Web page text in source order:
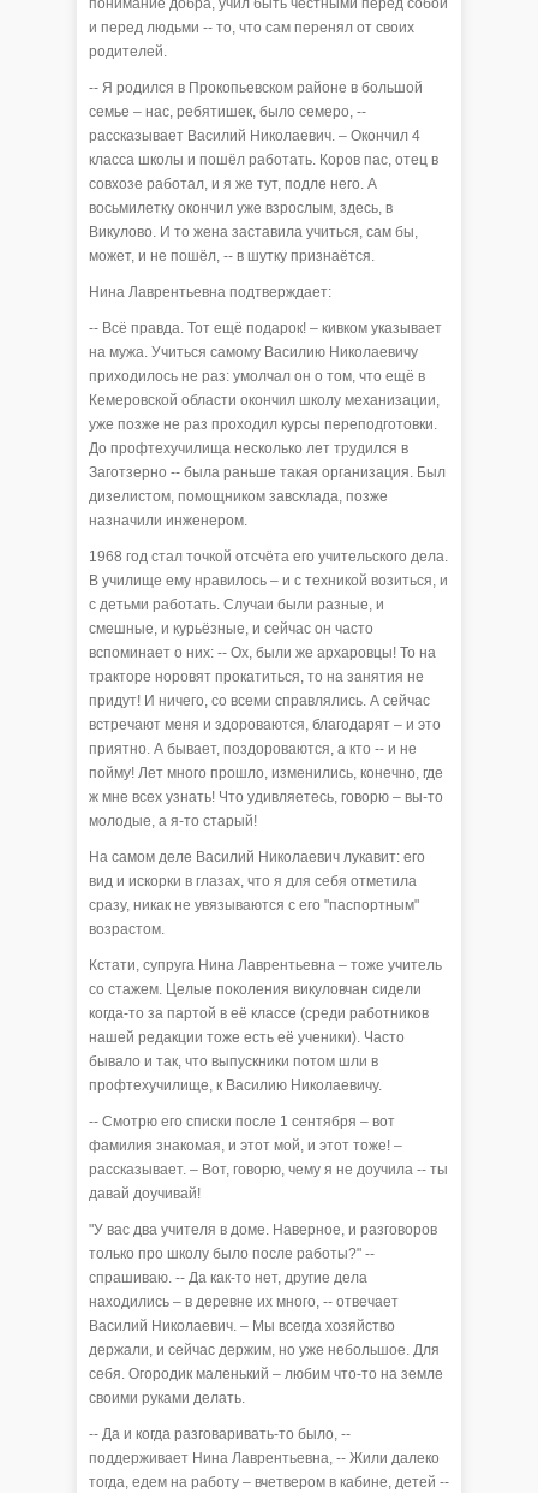
понимание добра, учил быть честными перед собой
и перед людьми -- то, что сам перенял от своих
родителей.
-- Я родился в Прокопьевском районе в большой
семье – нас, ребятишек, было семеро, --
рассказывает Василий Николаевич. – Окончил 4
класса школы и пошёл работать. Коров пас, отец в
совхозе работал, и я же тут, подле него. А
восьмилетку окончил уже взрослым, здесь, в
Викулово. И то жена заставила учиться, сам бы,
может, и не пошёл, -- в шутку признаётся.
Нина Лаврентьевна подтверждает:
-- Всё правда. Тот ещё подарок! – кивком указывает
на мужа. Учиться самому Василию Николаевичу
приходилось не раз: умолчал он о том, что ещё в
Кемеровской области окончил школу механизации,
уже позже не раз проходил курсы переподготовки.
До профтехучилища несколько лет трудился в
Заготзерно -- была раньше такая организация. Был
дизелистом, помощником завсклада, позже
назначили инженером.
1968 год стал точкой отсчёта его учительского дела.
В училище ему нравилось – и с техникой возиться, и
с детьми работать. Случаи были разные, и
смешные, и курьёзные, и сейчас он часто
вспоминает о них: -- Ох, были же архаровцы! То на
тракторе норовят прокатиться, то на занятия не
придут! И ничего, со всеми справлялись. А сейчас
встречают меня и здороваются, благодарят – и это
приятно. А бывает, поздороваются, а кто -- и не
пойму! Лет много прошло, изменились, конечно, где
ж мне всех узнать! Что удивляетесь, говорю – вы-то
молодые, а я-то старый!
На самом деле Василий Николаевич лукавит: его
вид и искорки в глазах, что я для себя отметила
сразу, никак не увязываются с его "паспортным"
возрастом.
Кстати, супруга Нина Лаврентьевна – тоже учитель
со стажем. Целые поколения викуловчан сидели
когда-то за партой в её классе (среди работников
нашей редакции тоже есть её ученики). Часто
бывало и так, что выпускники потом шли в
профтехучилище, к Василию Николаевичу.
-- Смотрю его списки после 1 сентября – вот
фамилия знакомая, и этот мой, и этот тоже! –
рассказывает. – Вот, говорю, чему я не доучила -- ты
давай доучивай!
"У вас два учителя в доме. Наверное, и разговоров
только про школу было после работы?" --
спрашиваю. -- Да как-то нет, другие дела
находились – в деревне их много, -- отвечает
Василий Николаевич. – Мы всегда хозяйство
держали, и сейчас держим, но уже небольшое. Для
себя. Огородик маленький – любим что-то на земле
своими руками делать.
-- Да и когда разговаривать-то было, --
поддерживает Нина Лаврентьевна, -- Жили далеко
тогда, едем на работу – вчетвером в кабине, детей --